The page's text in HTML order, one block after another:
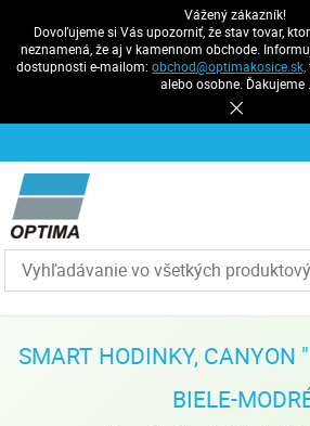
Vážený zákazník!
Dovoľujeme si Vás upozorniť, že stav tovar,
neznamená, že aj v kamennom obchode.
dostupnosti e-mailom:obchod@optimakosice.sk,
alebo osobne. Ďakujeme .
SMART HODINKY, CANYON
BIELE-